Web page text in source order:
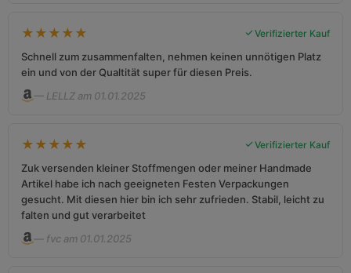
★ ★ ★ ★ ★ Verifizierter Kauf
Schnell zum zusammenfalten, nehmen keinen unnötigen Platz
ein und von der Qualtität super für diesen Preis.
— LELLZ am 01.01.2025
★ ★ ★ ★ ★ Verifizierter Kauf
Zuk versenden kleiner Stoffmengen oder meiner Handmade
Artikel habe ich nach geeigneten Festen Verpackungen
gesucht. Mit diesen hier bin ich sehr zufrieden. Stabil, leicht zu
falten und gut verarbeitet
— fvc am 01.01.2025